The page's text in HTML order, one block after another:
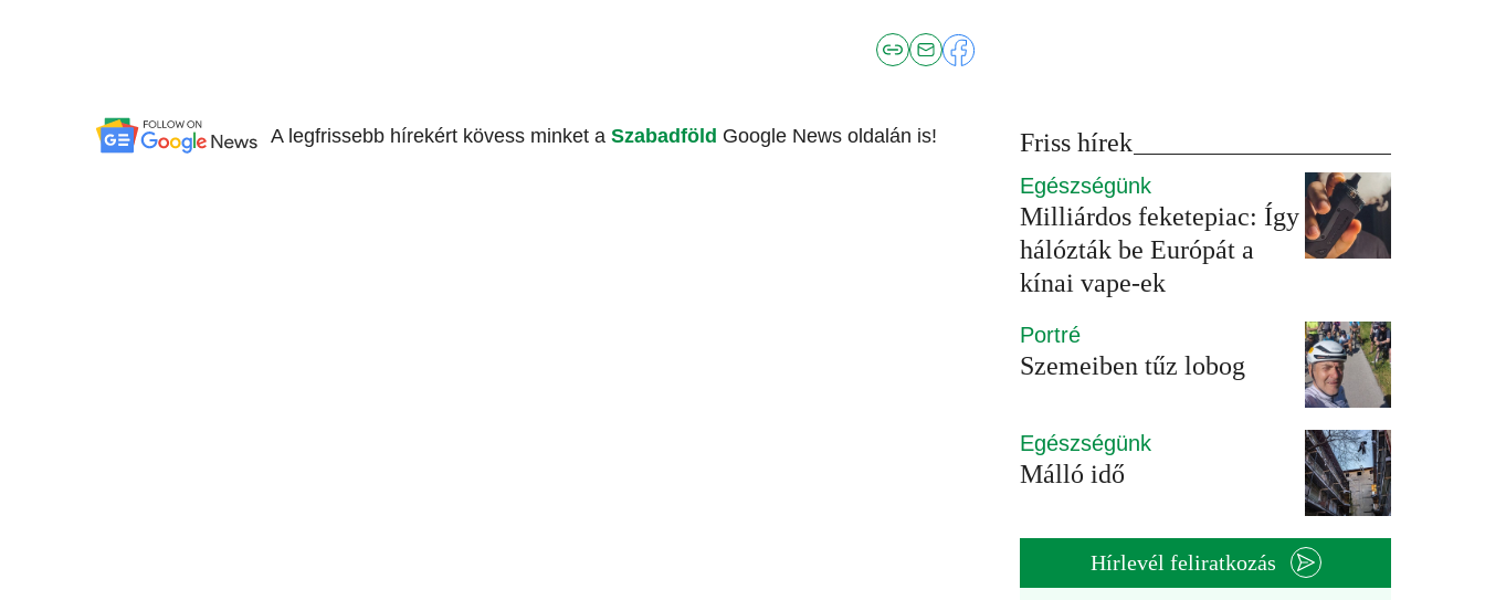
A legfrissebb hírekért kövess minket a Szabadföld Google News oldalán is! Friss hírek
Egészségünk
Milliárdos feketepiac: Így
hálózták be Európát a
kínai vape-ek
Portré
Szemeiben tűz lobog
Egészségünk
Málló idő
Hírlevél feliratkozás